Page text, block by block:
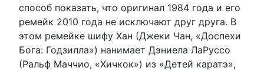
способ показать, что оригинал 1984 года и его
ремейк 2010 года не исключают друг друга. В
этом ремейке шифу Хан (Джеки Чан, «Доспехи
Бога: Годзилла») нанимает Дэниела ЛаРуссо
(Ральф Маччио, «Хичкок») из «Детей каратэ»,